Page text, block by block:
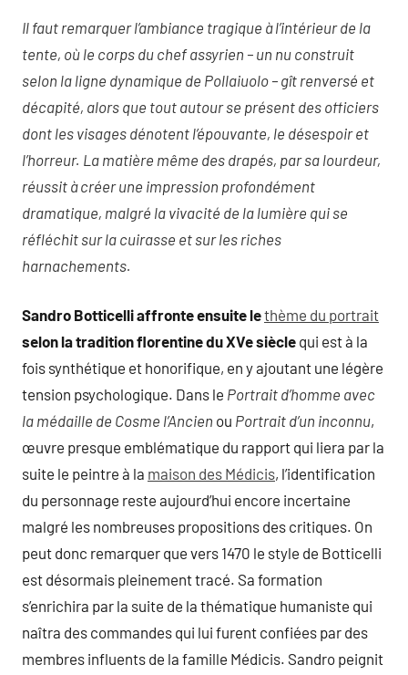
Il faut remarquer l’ambiance tragique à l’intérieur de la
tente, où le corps du chef assyrien – un nu construit
selon la ligne dynamique de Pollaiuolo – gît renversé et
décapité, alors que tout autour se présent des officiers
dont les visages dénotent l’épouvante, le désespoir et
l’horreur. La matière même des drapés, par sa lourdeur,
réussit à créer une impression profondément
dramatique, malgré la vivacité de la lumière qui se
réfléchit sur la cuirasse et sur les riches
harnachements.
Sandro Botticelli affronte ensuite lethème du portrait
selon la tradition florentine du XVe siècle qui est à la
fois synthétique et honorifique, en y ajoutant une légère
tension psychologique. Dans le Portrait d’homme avec
la médaille de Cosme l’Ancien ou Portrait d’un inconnu,
œuvre presque emblématique du rapport qui liera par la
suite le peintre à la maison des Médicis, l’identification
du personnage reste aujourd’hui encore incertaine
malgré les nombreuses propositions des critiques. On
peut donc remarquer que vers 1470 le style de Botticelli
est désormais pleinement tracé. Sa formation
s’enrichira par la suite de la thématique humaniste qui
naîtra des commandes qui lui furent confiées par des
membres influents de la famille Médicis. Sandro peignit